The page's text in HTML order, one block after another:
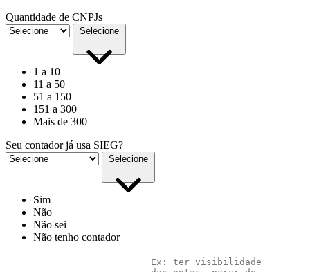
Quantidade de CNPJs
Selecione
1 a 10
11 a 50
51 a 150
151 a 300
Mais de 300
Seu contador já usa SIEG?
Selecione
Sim
Não
Não sei
Não tenho contador